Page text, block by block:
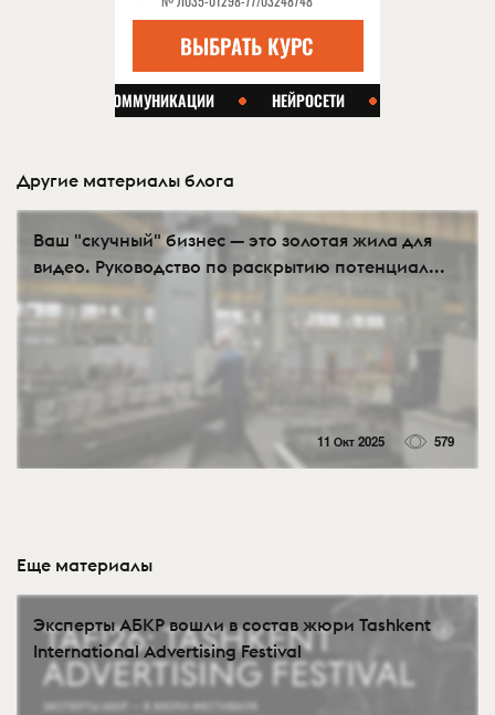
Другие материалы блога
Ваш "скучный" бизнес — это золотая жила для
видео. Руководство по раскрытию потенциал...
11 Окт 2025 579
Еще материалы
Эксперты АБКР вошли в состав жюри Tashkent
International Advertising Festival